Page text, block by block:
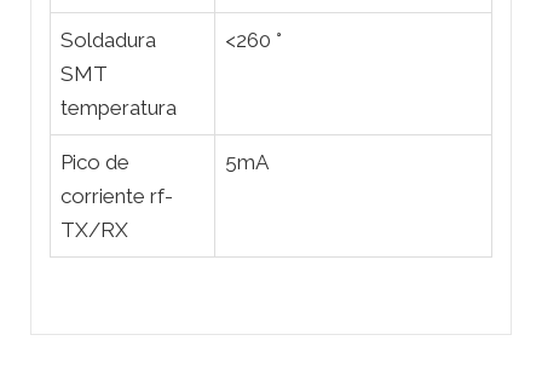
Soldadura
SMT
temperatura
<260 °
Pico de
corriente rf-
TX/RX
5mA